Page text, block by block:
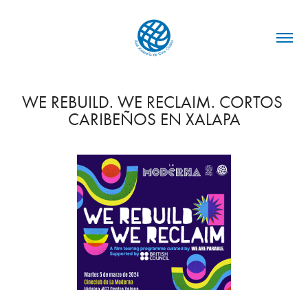
WE REBUILD. WE RECLAIM. CORTOS
CARIBEÑOS EN XALAPA